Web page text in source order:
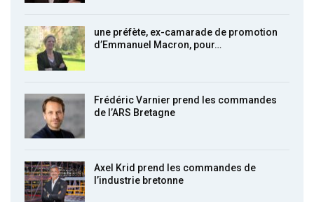
une préfète, ex-camarade de promotion
d’Emmanuel Macron, pour…
Frédéric Varnier prend les commandes
de l’ARS Bretagne
Axel Krid prend les commandes de
l’industrie bretonne